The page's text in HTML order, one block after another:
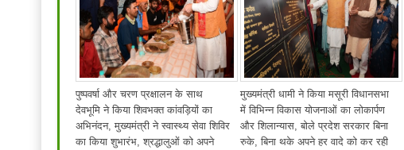
पुष्पवर्षा और चरण प्रक्षालन के साथ
देवभूमि ने किया शिवभक्त कांवड़ियों का
अभिनंदन, मुख्यमंत्री ने स्वास्थ्य सेवा शिविर
का किया शुभारंभ, श्रद्धालुओं को अपने
मुख्यमंत्री धामी ने किया मसूरी विधानसभा
में विभिन्न विकास योजनाओं का लोकार्पण
और शिलान्यास, बोले प्रदेश सरकार बिना
रुके, बिना थके अपने हर वादे को कर रही